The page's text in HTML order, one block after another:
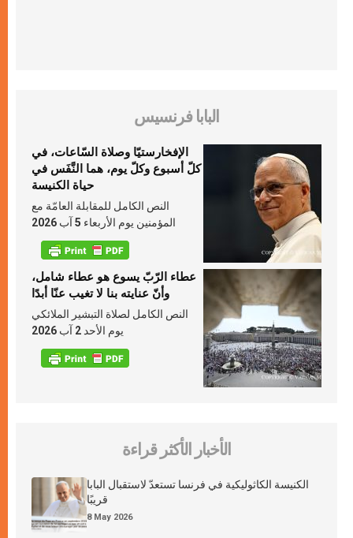
البابا فرنسيس
الإفخارستيّا وصلاة السّاعات، في
كلّ أسبوع وكلّ يوم، هما النَّفَس في
حياة الكنيسة
النص الكامل للمقابلة العامّة مع
المؤمنين يوم الأربعاء 5 آب 2026
عطاء الرّبّ يسوع هو عطاء شامل،
وأنّ عنايته بنا لا تغيب عنّا أبدًا
النص الكامل لصلاة التبشير الملائكي
يوم الأحد 2 آب 2026
الأخبار الأكثر قراءة
الكنيسة الكاثوليكية في فرنسا تستعدّ لاستقبال البابا
قريبًا
8 May 2026